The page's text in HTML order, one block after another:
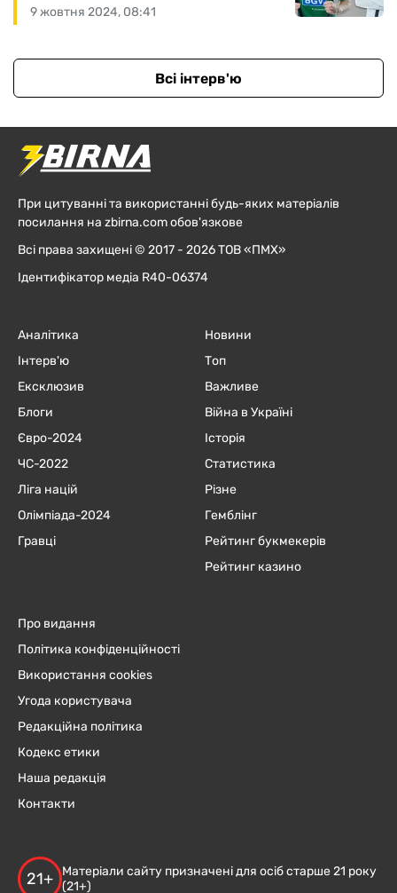
9 жовтня 2024, 08:41
Всі інтерв'ю
При цитуванні та використанні будь-яких матеріалів
посилання на zbirna.com обов'язкове
Всі права захищені © 2017 - 2026 ТОВ «ПМХ»
Ідентифікатор медіа R40-06374
Аналітика
Інтерв'ю
Ексклюзив
Блоги
Євро-2024
ЧC-2022
Ліга націй
Олімпіада-2024
Гравці
Новини
Топ
Важливе
Війна в Україні
Історія
Статистика
Різне
Гемблінг
Рейтинг букмекерів
Рейтинг казино
Про видання
Політика конфіденційності
Використання cookies
Угода користувача
Редакційна політика
Кодекс етики
Наша редакція
Контакти
21+
Матеріали сайту призначені для осіб старше 21 року
(21+)